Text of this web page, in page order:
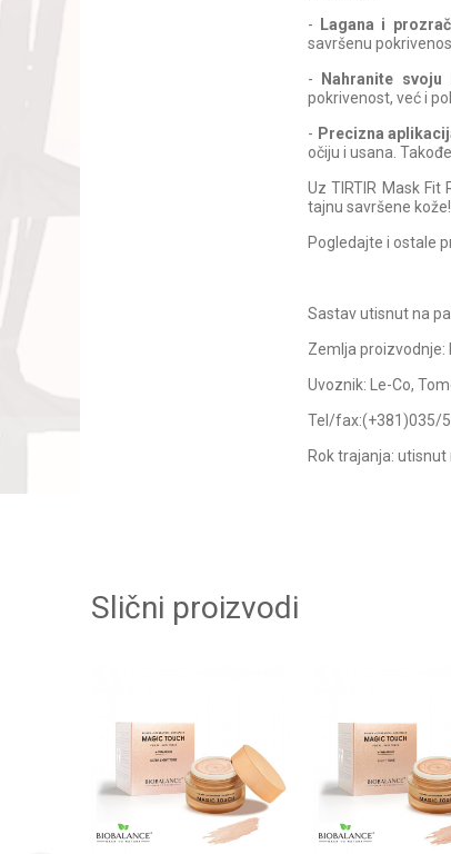
-
Lagana i
savršenu
-
Nahranite svoju
pokrivenost, već i
- Precizna
očiju i usana.
Uz TIRTIR Mask
tajnu savršene kože!
Pogledajte i ostale
Sastav utisnut na
Zemlja proizvodnje:
Uvoznik: Le-Co,
Tel/fax:(+381)035/
Rok trajanja:
Slični proizvodi